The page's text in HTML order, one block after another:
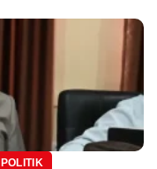
POLITIK